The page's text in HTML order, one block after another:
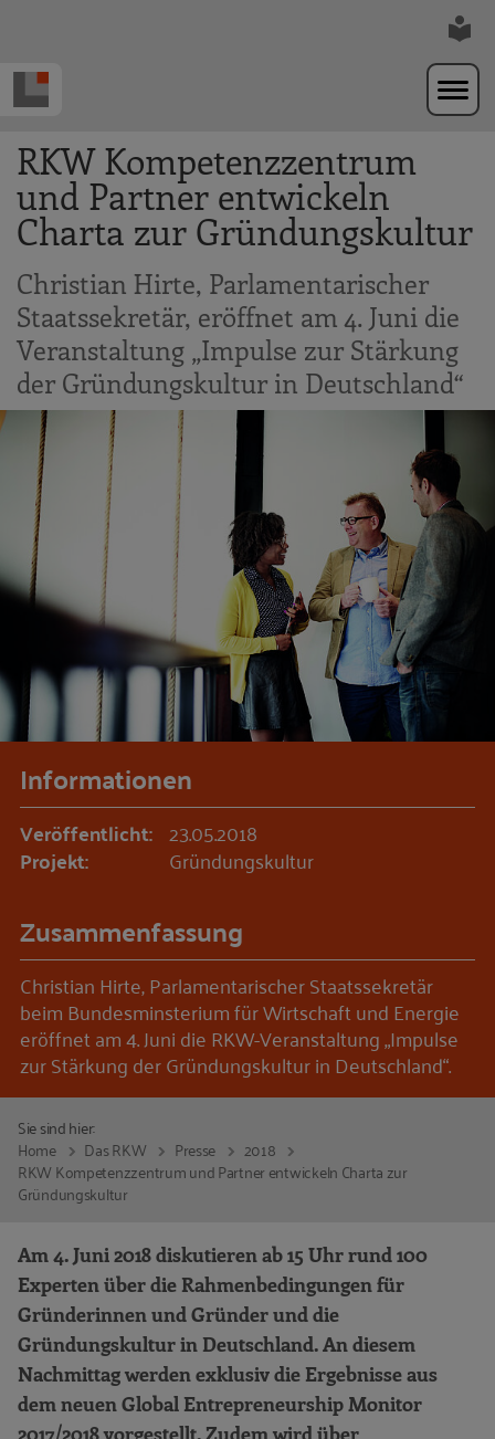
RKW Kompetenzzentrum
und Partner entwickeln
Charta zur Gründungskultur
Christian Hirte, Parlamentarischer
Staatssekretär, eröffnet am 4. Juni die
Veranstaltung „Impulse zur Stärkung
der Gründungskultur in Deutschland“
Informationen
Veröffentlicht: 23.05.2018
Projekt: Gründungskultur
Zusammenfassung
Christian Hirte, Parlamentarischer Staatssekretär
beim Bundesminsterium für Wirtschaft und Energie
eröffnet am 4. Juni die RKW-Veranstaltung „Impulse
zur Stärkung der Gründungskultur in Deutschland“.
Sie sind hier:
Home
Das RKW Presse
2018
RKW Kompetenzzentrum und Partner entwickeln Charta zur
Gründungskultur
Am 4. Juni 2018 diskutieren ab 15 Uhr rund 100
Experten über die Rahmenbedingungen für
Gründerinnen und Gründer und die
Gründungskultur in Deutschland. An diesem
Nachmittag werden exklusiv die Ergebnisse aus
dem neuen Global Entrepreneurship Monitor
2017/2018 vorgestellt. Zudem wird über